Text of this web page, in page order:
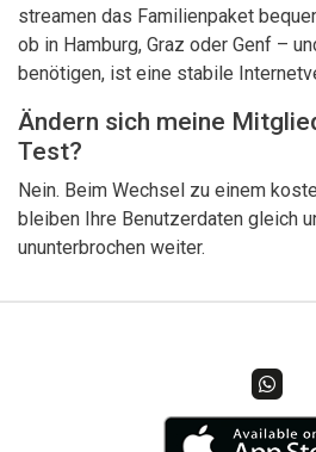
streamen das Familienpaket
ob in Hamburg, Graz oder Genf –
benötigen, ist eine stabile
Ändern sich meine
Test?
Nein. Beim Wechsel zu einem
bleiben Ihre Benutzerdaten gleich
ununterbrochen weiter.